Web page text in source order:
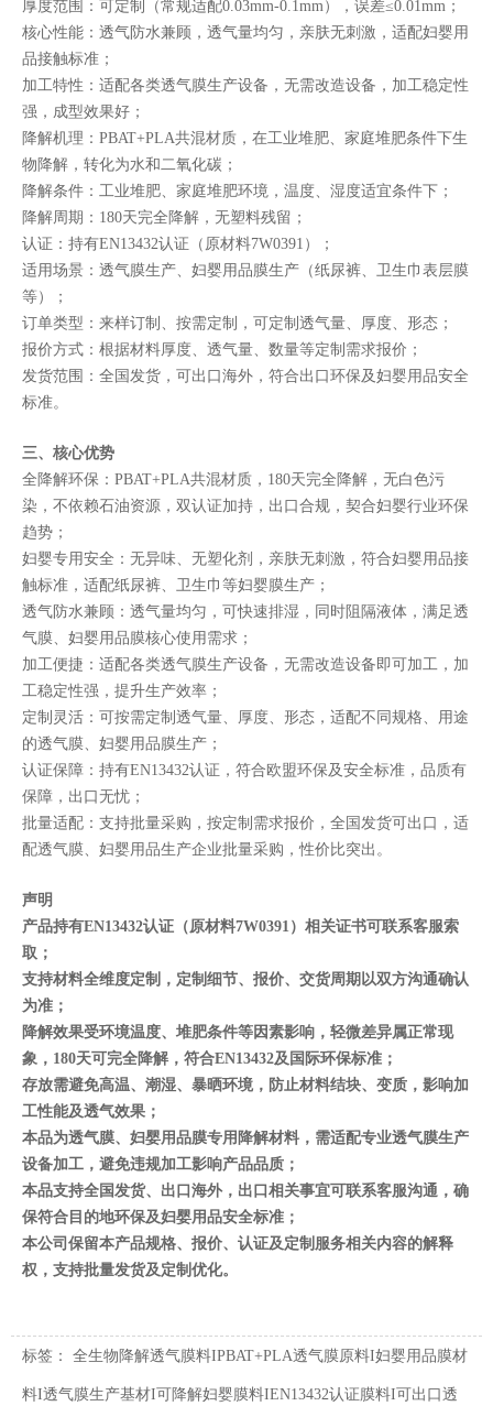
厚度范围：可定制（常规适配0.03mm-0.1mm），误差≤0.01mm；
核心性能：透气防水兼顾，透气量均匀，亲肤无刺激，适配妇婴用
品接触标准；
加工特性：适配各类透气膜生产设备，无需改造设备，加工稳定性
强，成型效果好；
降解机理：PBAT+PLA共混材质，在工业堆肥、家庭堆肥条件下生
物降解，转化为水和二氧化碳；
降解条件：工业堆肥、家庭堆肥环境，温度、湿度适宜条件下；
降解周期：180天完全降解，无塑料残留；
认证：持有EN13432认证（原材料7W0391）；
适用场景：透气膜生产、妇婴用品膜生产（纸尿裤、卫生巾表层膜
等）；
订单类型：来样订制、按需定制，可定制透气量、厚度、形态；
报价方式：根据材料厚度、透气量、数量等定制需求报价；
发货范围：全国发货，可出口海外，符合出口环保及妇婴用品安全
标准。
三、核心优势
全降解环保：PBAT+PLA共混材质，180天完全降解，无白色污
染，不依赖石油资源，双认证加持，出口合规，契合妇婴行业环保
趋势；
妇婴专用安全：无异味、无塑化剂，亲肤无刺激，符合妇婴用品接
触标准，适配纸尿裤、卫生巾等妇婴膜生产；
透气防水兼顾：透气量均匀，可快速排湿，同时阻隔液体，满足透
气膜、妇婴用品膜核心使用需求；
加工便捷：适配各类透气膜生产设备，无需改造设备即可加工，加
工稳定性强，提升生产效率；
定制灵活：可按需定制透气量、厚度、形态，适配不同规格、用途
的透气膜、妇婴用品膜生产；
认证保障：持有EN13432认证，符合欧盟环保及安全标准，品质有
保障，出口无忧；
批量适配：支持批量采购，按定制需求报价，全国发货可出口，适
配透气膜、妇婴用品生产企业批量采购，性价比突出。
声明
产品持有EN13432认证（原材料7W0391）相关证书可联系客服索
取；
支持材料全维度定制，定制细节、报价、交货周期以双方沟通确认
为准；
降解效果受环境温度、堆肥条件等因素影响，轻微差异属正常现
象，180天可完全降解，符合EN13432及国际环保标准；
存放需避免高温、潮湿、暴晒环境，防止材料结块、变质，影响加
工性能及透气效果；
本品为透气膜、妇婴用品膜专用降解材料，需适配专业透气膜生产
设备加工，避免违规加工影响产品品质；
本品支持全国发货、出口海外，出口相关事宜可联系客服沟通，确
保符合目的地环保及妇婴用品安全标准；
本公司保留本产品规格、报价、认证及定制服务相关内容的解释
权，支持批量发货及定制优化。
标签： 全生物降解透气膜料IPBAT+PLA透气膜原料I妇婴用品膜材
料I透气膜生产基材I可降解妇婴膜料IEN13432认证膜料I可出口透